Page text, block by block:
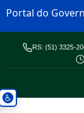
Portal do
RS: (51) 3325-